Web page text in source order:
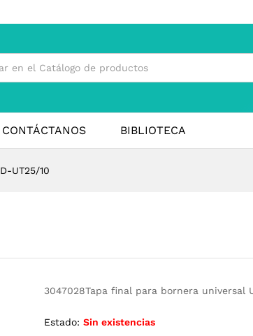
CONTÁCTANOS BIBLIOTECA
D-UT25/10
3047028Tapa final para bornera universal
Estado: Sin existencias